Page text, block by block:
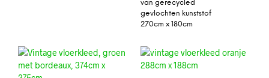
van gerecycled
gevlochten kunststof
270cm x 180cm